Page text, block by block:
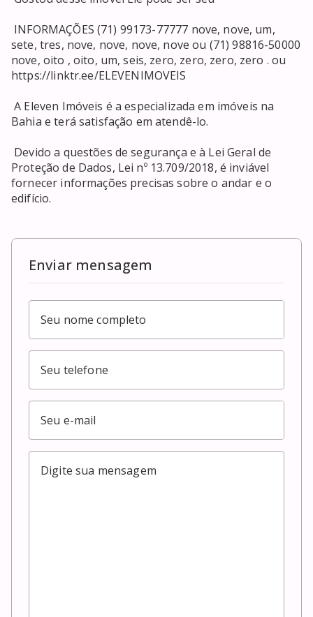
sete, tres, nove, nove, nove, nove ou (71) 98816-50000
nove, oito , oito, um, seis, zero, zero, zero, zero . ou
https://linktr.ee/ELEVENIMOVEIS
A Eleven Imóveis é a especializada em imóveis na
Bahia e terá satisfação em atendê-lo.
Proteção de Dados, Lei nº 13.709/2018, é inviável
fornecer informações precisas sobre o andar e o
edifício.
Enviar mensagem